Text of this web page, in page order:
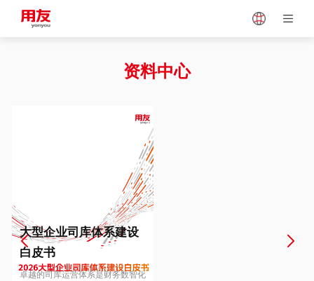
Vietnam
Europe
Hungary
资料中心
大型企业司库体系建设
白皮书
卓越的司库运营体系是财务数智化